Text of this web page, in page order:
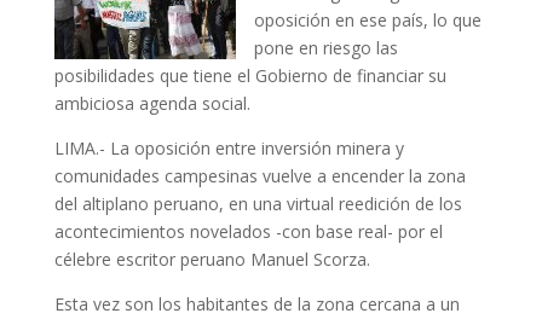
oposición en ese país, lo que
pone en riesgo las
posibilidades que tiene el Gobierno de financiar su
ambiciosa agenda social.
LIMA.- La oposición entre inversión minera y
comunidades campesinas vuelve a encender la zona
del altiplano peruano, en una virtual reedición de los
acontecimientos novelados -con base real- por el
célebre escritor peruano Manuel Scorza.
Esta vez son los habitantes de la zona cercana a un